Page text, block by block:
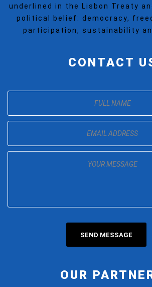
underlined in the Lisbon Treaty
political belief: democracy,
participation, sustainability
CONTACT
OUR